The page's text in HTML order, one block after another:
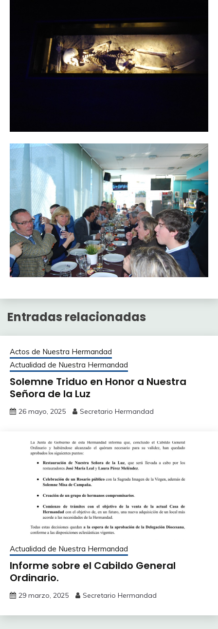
Entradas relacionadas
Actos de Nuestra Hermandad
Actualidad de Nuestra Hermandad
Solemne Triduo en Honor a Nuestra
Señora de la Luz
26 mayo, 2025 Secretario Hermandad
Actualidad de Nuestra Hermandad
Informe sobre el Cabildo General
Ordinario.
29 marzo, 2025 Secretario Hermandad